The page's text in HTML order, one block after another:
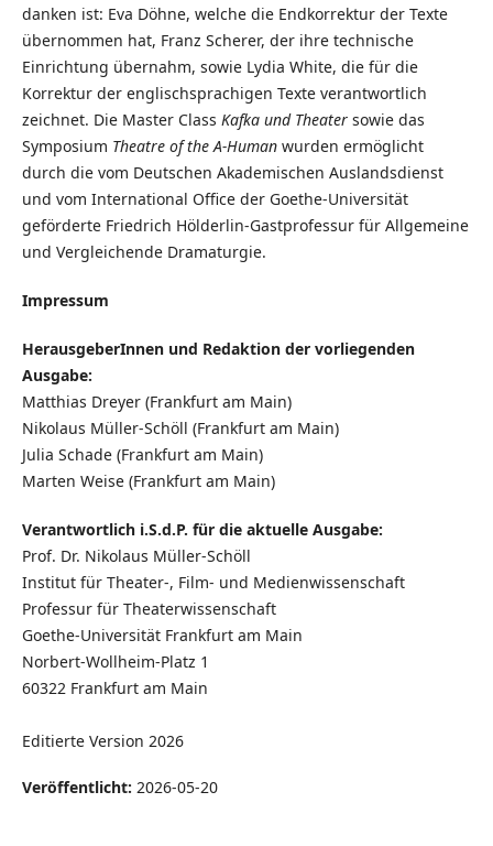
danken ist: Eva Döhne, welche die Endkorrektur der Texte
übernommen hat, Franz Scherer, der ihre technische
Einrichtung übernahm, sowie Lydia White, die für die
Korrektur der englischsprachigen Texte verantwortlich
zeichnet. Die Master Class Kafka und Theatersowie das
Symposium Theatre of the A-Humanwurden ermöglicht
durch die vom Deutschen Akademischen Auslandsdienst
und vom International Office der Goethe-Universität
geförderte Friedrich Hölderlin-Gastprofessur für Allgemeine
und Vergleichende Dramaturgie.
Impressum
HerausgeberInnen und Redaktion der vorliegenden
Ausgabe:
Matthias Dreyer (Frankfurt am Main)
Nikolaus Müller-Schöll (Frankfurt am Main)
Julia Schade (Frankfurt am Main)
Marten Weise (Frankfurt am Main)
Verantwortlich i.S.d.P. für die aktuelle Ausgabe:
Prof. Dr. Nikolaus Müller-Schöll
Institut für Theater-, Film- und Medienwissenschaft
Professur für Theaterwissenschaft
Goethe-Universität Frankfurt am Main
Norbert-Wollheim-Platz 1
60322 Frankfurt am Main
Editierte Version 2026
Veröffentlicht: 2026-05-20